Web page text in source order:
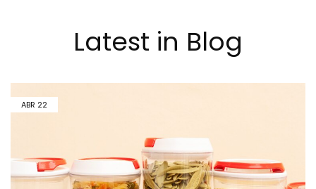
Latest in Blog
ABR 22